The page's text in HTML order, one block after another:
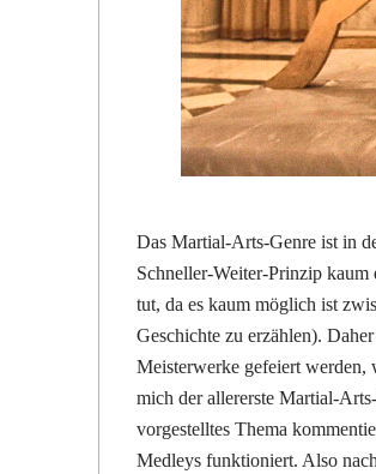
Das Martial-Arts-Genre ist in
Schneller-Weiter-Prinzip kaum
tut, da es kaum möglich ist
Geschichte zu erzählen).
Meisterwerke gefeiert werden,
mich der allererste Martial-
vorgestelltes Thema
Medleys funktioniert. Also